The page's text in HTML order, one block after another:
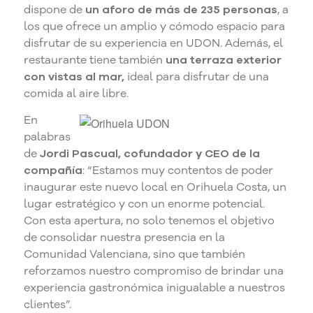
dispone de un aforo de más de 235 personas, a
los que ofrece un amplio y cómodo espacio para
disfrutar de su experiencia en UDON. Además, el
restaurante tiene también una terraza exterior
con vistas al mar, ideal para disfrutar de una
comida al aire libre.
En
palabras
deJordi Pascual, cofundador y CEO de la
compañía: “Estamos muy contentos de poder
inaugurar este nuevo local en Orihuela Costa, un
lugar estratégico y con un enorme potencial.
Con esta apertura, no solo tenemos el objetivo
de consolidar nuestra presencia en la
Comunidad Valenciana, sino que también
reforzamos nuestro compromiso de brindar una
experiencia gastronómica inigualable a nuestros
clientes”.